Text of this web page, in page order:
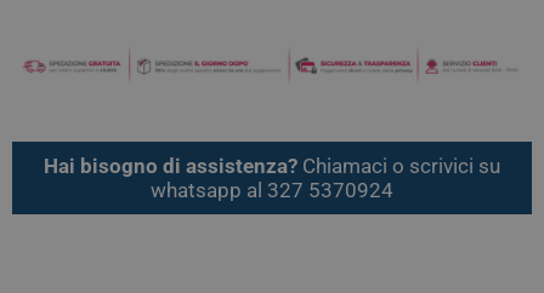
Hai bisogno di assistenza? Chiamaci o scrivici su
whatsapp al 327 5370924